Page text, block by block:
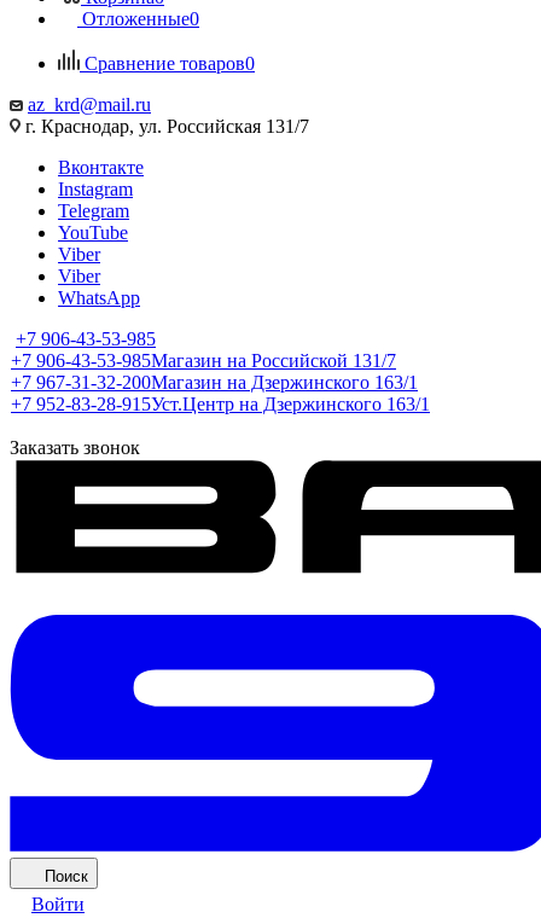
Отложенные0
Сравнение товаров0
az_krd@mail.ru
г. Краснодар, ул. Российская 131/7
Вконтакте
Instagram
Telegram
YouTube
Viber
Viber
WhatsApp
+7 906-43-53-985
+7 906-43-53-985Магазин на Российской 131/7
+7 967-31-32-200Магазин на Дзержинского 163/1
+7 952-83-28-915Уст.Центр на Дзержинского 163/1
Заказать звонок
Поиск
Войти